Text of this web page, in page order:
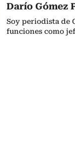
Darío Gómez
Soy periodista de
funciones como